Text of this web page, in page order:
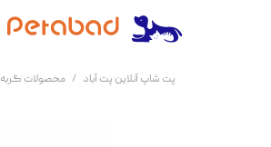
پت شاپ آنلاین پت آباد محصولات گربه